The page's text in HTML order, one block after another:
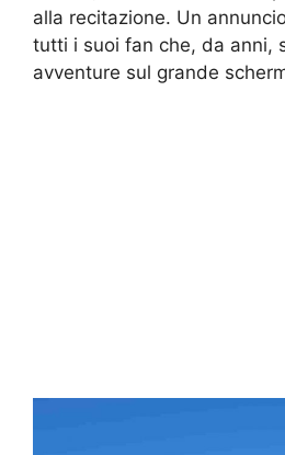
alla recitazione. Un
tutti i suoi fan che, da anni,
avventure sul grande